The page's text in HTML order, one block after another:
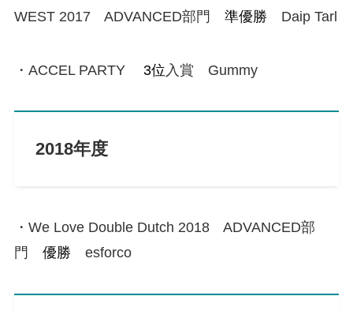
WEST 2017 ADVANCED部門 準優勝 Daip Tarl
・ACCEL PARTY 3位 入賞 Gummy
2018年度
・We Love Double Dutch 2018 ADVANCED部
門 優勝 esforco